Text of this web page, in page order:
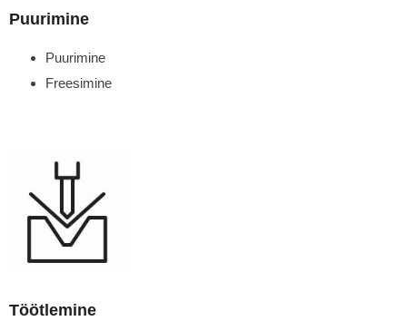
Puurimine
Puurimine
Freesimine
Töötlemine